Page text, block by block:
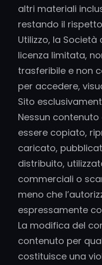
altri materiali
restando il
Utilizzo, la Società
licenza limitata,
trasferibile e non
per accedere,
Sito
Nessun
essere copiato,
caricato,
distribuito,
commerciali o
meno che
espressamente
La modifica del
contenuto per
costituisce una